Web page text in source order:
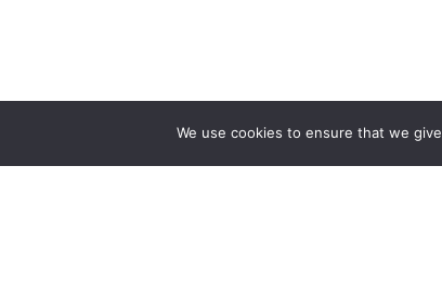
We use cookies to ensure that we